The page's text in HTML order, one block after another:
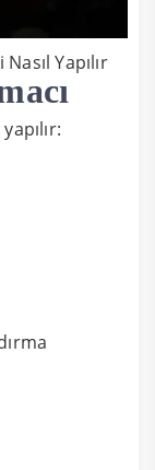
Yapılır